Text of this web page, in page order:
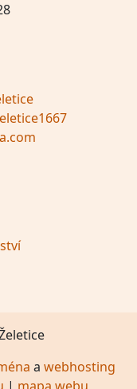
a webhosting